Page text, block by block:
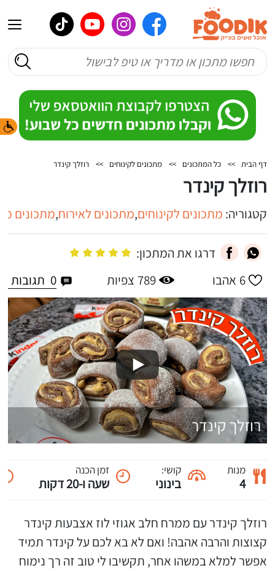
דף הבית >> כל המתכונים >> מתכונים לקינוחים >> רוזלך קינדר
רוזלך קינדר
קטגוריה: מתכונים לקינוחים,מתכונים לאירוח,מתכונים
דרגו את המתכון:
6 אהבו 789 צפיות 0 תגובות
רוזלך קינדר
מנות
4
קושי:
בינוני
זמן הכנה
שעה ו-20 דקות
רוזלך קינדר עם ממרח חלב אגוזי לוז אצבעות קינדר
קצוצות והרבה אהבה! ואם לא בא לכם על קינדר תמיד
אפשר למלא במשהו אחר, תקשיבו לי טוב זה רך נימוח